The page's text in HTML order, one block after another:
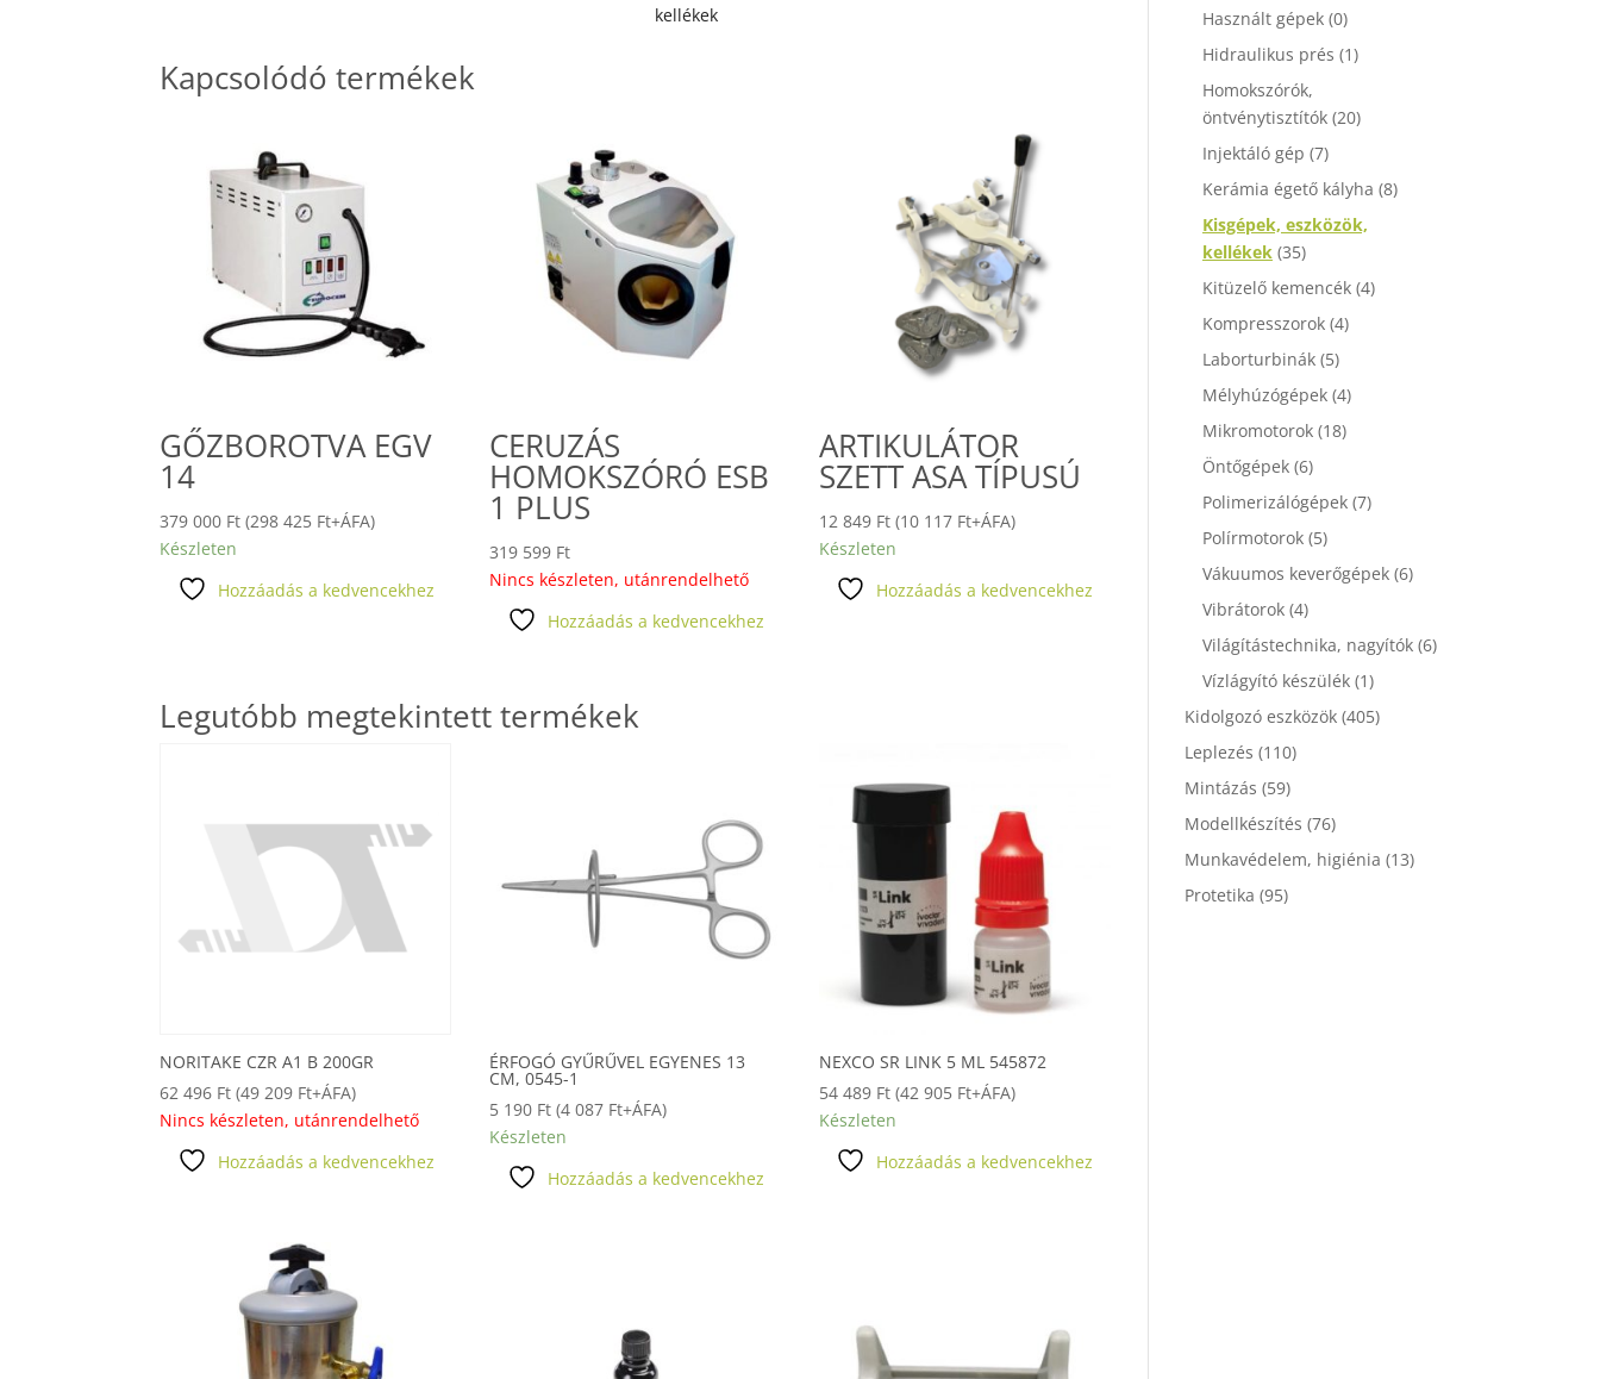
kellékek
Kapcsolódó termékek
GŐZBOROTVA EGV
14
379 000 Ft (298 425 Ft+ÁFA)
Készleten
Hozzáadás a kedvencekhez
CERUZÁS
HOMOKSZÓRÓ ESB
1 PLUS
319 599 Ft
Nincs készleten, utánrendelhető
Hozzáadás a kedvencekhez
ARTIKULÁTOR
SZETT ASA TÍPUSÚ
12 849 Ft (10 117 Ft+ÁFA)
Készleten
Hozzáadás a kedvencekhez
Legutóbb megtekintett termékek
NORITAKE CZR A1 B 200GR
62 496 Ft (49 209 Ft+ÁFA)
Nincs készleten, utánrendelhető
Hozzáadás a kedvencekhez
ÉRFOGÓ GYŰRŰVEL EGYENES 13
CM, 0545-1
5 190 Ft (4 087 Ft+ÁFA)
Készleten
Hozzáadás a kedvencekhez
NEXCO SR LINK 5 ML 545872
54 489 Ft (42 905 Ft+ÁFA)
Készleten
Hozzáadás a kedvencekhez
Használt gépek (0)
Hidraulikus prés (1)
Homokszórók,
öntvénytisztítók (20)
Injektáló gép (7)
Kerámia égető kályha (8)
Kisgépek, eszközök,
kellékek (35)
Kitüzelő kemencék (4)
Kompresszorok (4)
Laborturbinák (5)
Mélyhúzógépek (4)
Mikromotorok (18)
Öntőgépek (6)
Polimerizálógépek (7)
Polírmotorok (5)
Vákuumos keverőgépek (6)
Vibrátorok (4)
Világítástechnika, nagyítók (6)
Vízlágyító készülék (1)
Kidolgozó eszközök (405)
Leplezés (110)
Mintázás (59)
Modellkészítés (76)
Munkavédelem, higiénia (13)
Protetika (95)